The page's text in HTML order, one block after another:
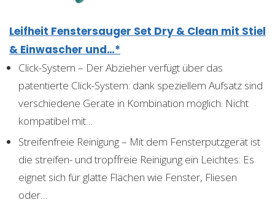
Leifheit Fenstersauger Set Dry & Clean mit Stiel
& Einwascher und…*
Click-System – Der Abzieher verfügt über das
patentierte Click-System: dank speziellem Aufsatz sind
verschiedene Geräte in Kombination möglich. Nicht
kompatibel mit…
Streifenfreie Reinigung – Mit dem Fensterputzgerät ist
die streifen- und tropffreie Reinigung ein Leichtes: Es
eignet sich für glatte Flächen wie Fenster, Fliesen
oder…